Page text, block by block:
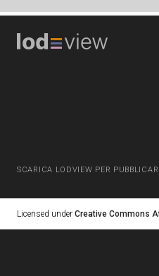
SCARICA LODVIEW PER
Licensed under Creative Commons